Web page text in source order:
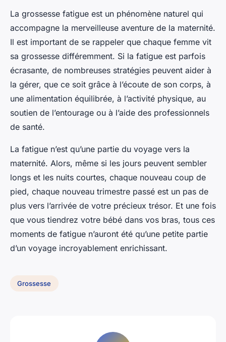
La grossesse fatigue est un phénomène naturel qui
accompagne la merveilleuse aventure de la maternité.
Il est important de se rappeler que chaque femme vit
sa grossesse différemment. Si la fatigue est parfois
écrasante, de nombreuses stratégies peuvent aider à
la gérer, que ce soit grâce à l’écoute de son corps, à
une alimentation équilibrée, à l’activité physique, au
soutien de l’entourage ou à l’aide des professionnels
de santé.
La fatigue n’est qu’une partie du voyage vers la
maternité. Alors, même si les jours peuvent sembler
longs et les nuits courtes, chaque nouveau coup de
pied, chaque nouveau trimestre passé est un pas de
plus vers l’arrivée de votre précieux trésor. Et une fois
que vous tiendrez votre bébé dans vos bras, tous ces
moments de fatigue n’auront été qu’une petite partie
d’un voyage incroyablement enrichissant.
Grossesse